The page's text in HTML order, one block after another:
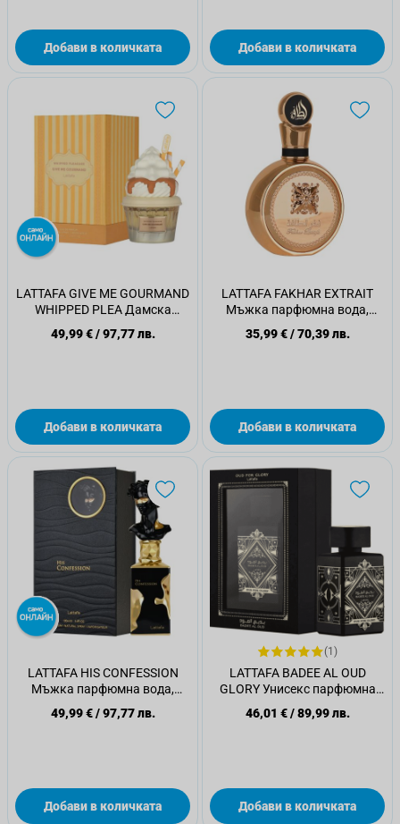
Добави в количката Добави в количката
LATTAFA GIVE ME GOURMAND
WHIPPED PLEA Дамска
парфюмна вода, 75мл.
49,99 €/97,77 лв.
Добави в количката
LATTAFA FAKHAR EXTRAIT
Мъжка парфюмна вода,
100мл.
35,99 €/70,39 лв.
Добави в количката
LATTAFA HIS CONFESSION
Мъжка парфюмна вода,
100мл.
49,99 €/97,77 лв.
Добави в количката
(1)
LATTAFA BADEE AL OUD
GLORY Унисекс парфюмна
вода, 100мл
46,01 €/89,99 лв.
Добави в количката